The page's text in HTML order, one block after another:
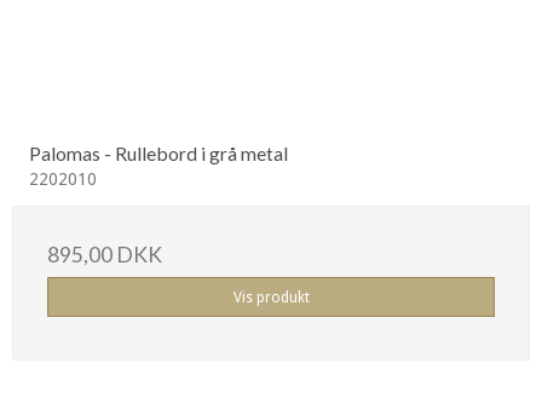
Palomas - Rullebord i grå metal
2202010
895,00 DKK
Vis produkt